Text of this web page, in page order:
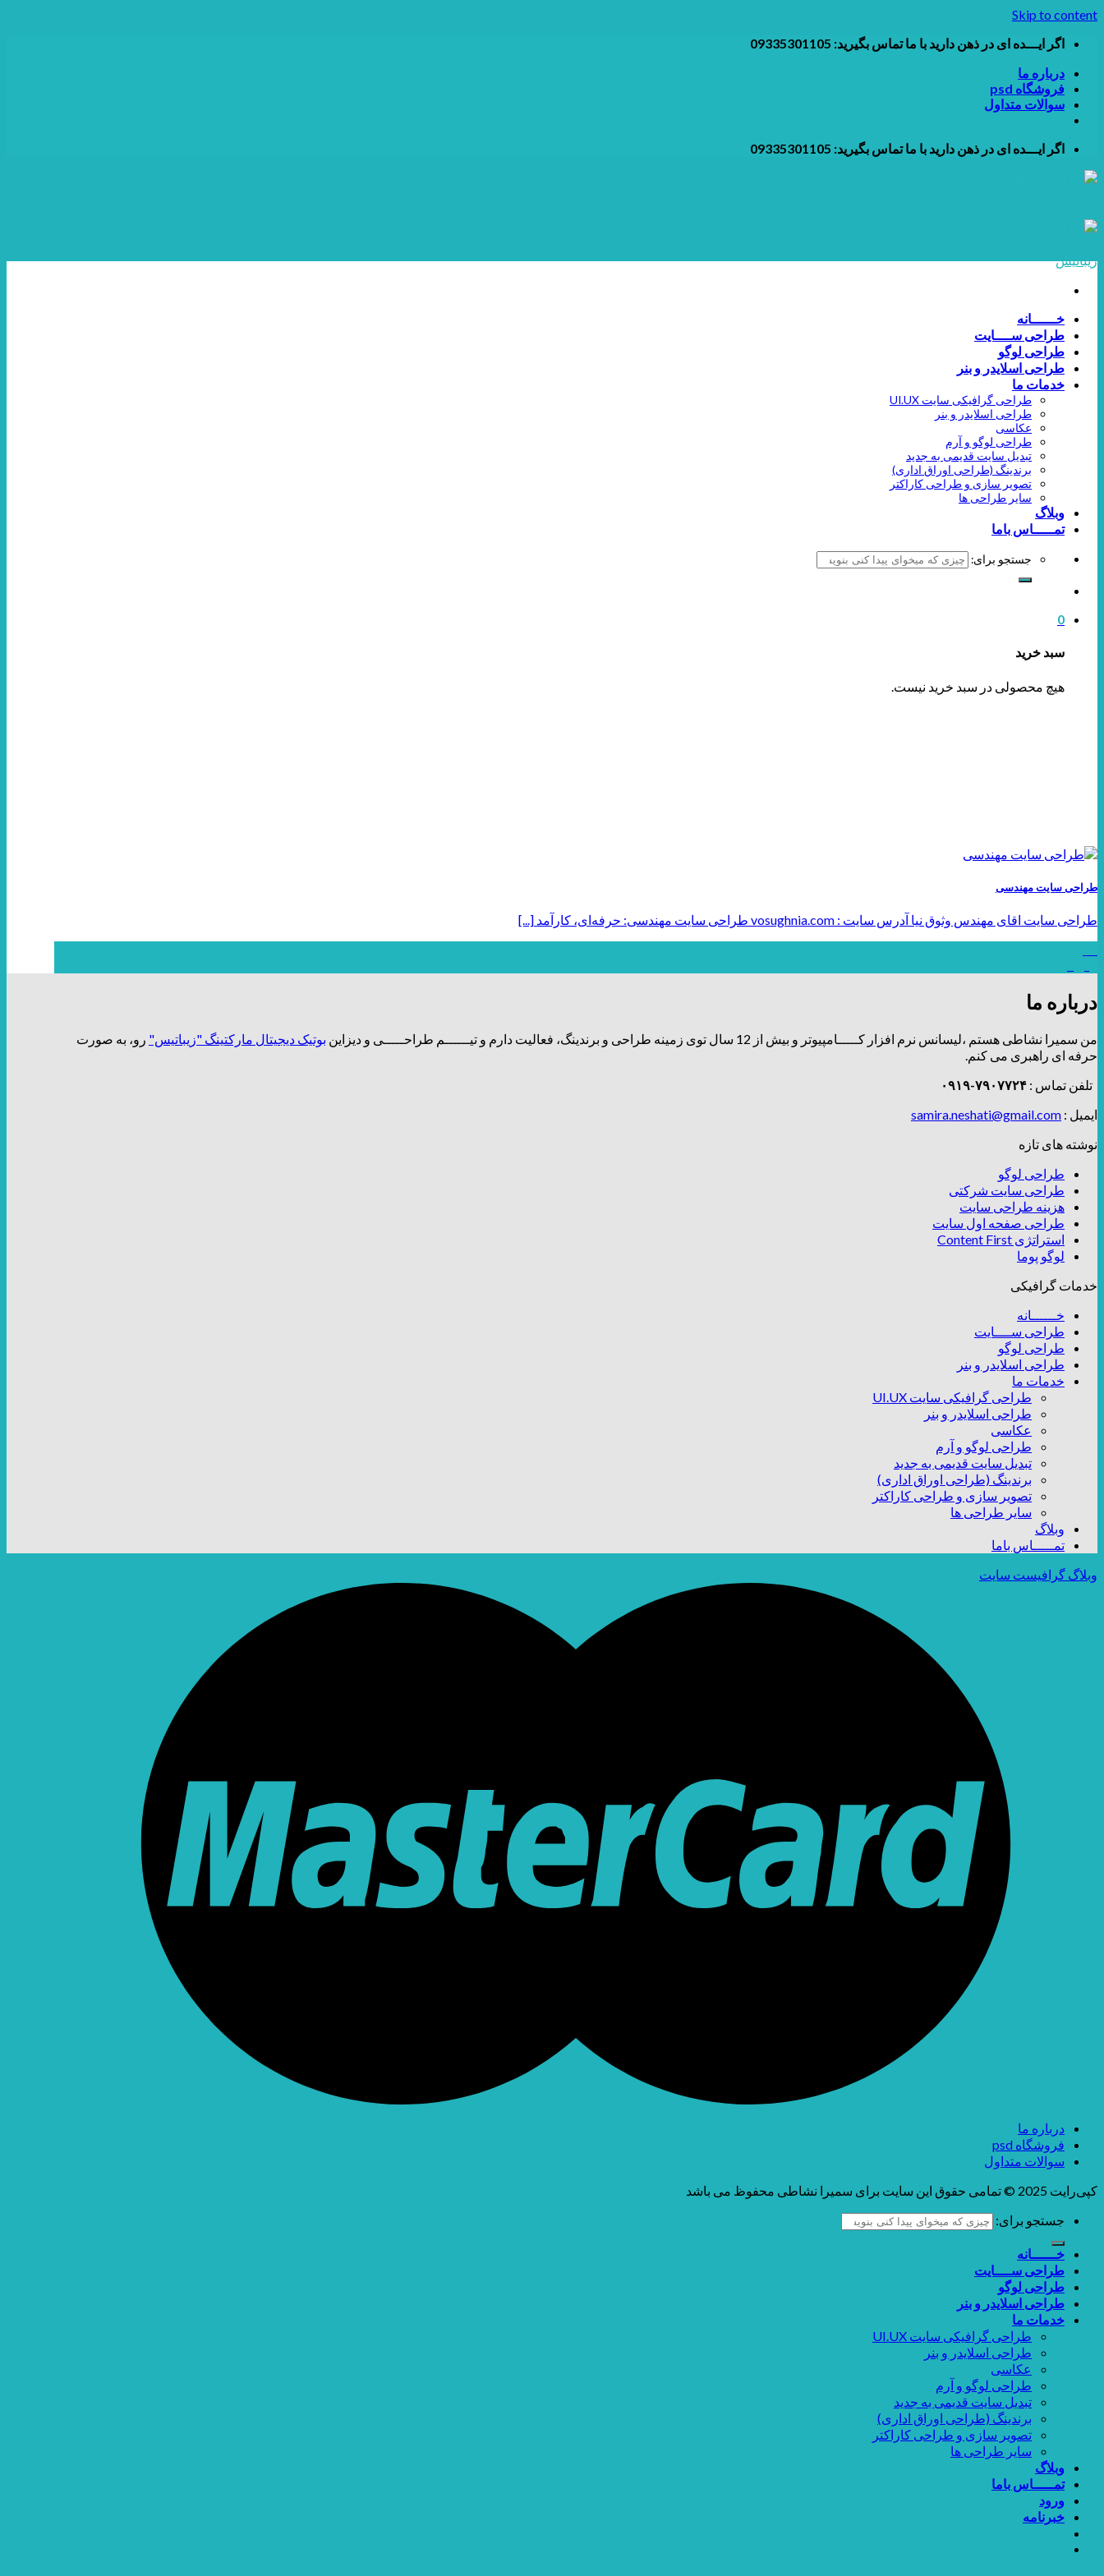
Skip to content
اگر ایـــده ای در ذهن دارید با ما تماس بگیرید: 09335301105
درباره ما
فروشگاه psd
سوالات متداول
اگر ایـــده ای در ذهن دارید با ما تماس بگیرید: 09335301105
خــــــانه
طراحی ســــایت
طراحی لوگو
طراحی اسلایدر و بنر
خدمات ما
طراحی گرافیکی سایت UI.UX
طراحی اسلایدر و بنر
عکاسی
طراحی لوگو و آرم
تبدیل سایت قدیمی به جدید
برندینگ (طراحی اوراق اداری)
تصویر سازی و طراحی کاراکتر
سایر طراحی ها
وبلاگ
تمـــــاس باما
جستجو برای:
0
سبد خرید
هیچ محصولی در سبد خرید نیست.
طراحی سایت مهندسی
طراحی سایت اقای مهندس وثوق نیا آدرس سایت : vosughnia.com طراحی سایت مهندسی: حرفه‌ای، کارآمد [...]
درباره ما
من سمیرا نشاطی هستم ،لیسانس نرم افزار کـــــامپیوتر و بیش از 12 سال توی زمینه طراحی و برندینگ، فعالیت دارم و تیــــــم طراحـــــی و دیزاین بوتیک دیجیتال مارکتینگ "زیباتیس" رو، به صورت
حرفه ای راهبری می کنم.
تلفن تماس : ۷۹۰۷۷۲۴-۰۹۱۹
ایمیل : samira.neshati@gmail.com
نوشته های تازه
طراحی لوگو
طراحی سایت شرکتی
هزینه طراحی سایت
طراحی صفحه اول سایت
استراتژی Content First
لوگو پوما
خدمات گرافیکی
خــــــانه
طراحی ســــایت
طراحی لوگو
طراحی اسلایدر و بنر
خدمات ما
طراحی گرافیکی سایت UI.UX
طراحی اسلایدر و بنر
عکاسی
طراحی لوگو و آرم
تبدیل سایت قدیمی به جدید
برندینگ (طراحی اوراق اداری)
تصویر سازی و طراحی کاراکتر
سایر طراحی ها
وبلاگ
تمـــــاس باما
وبلاگ گرافیست سایت
درباره ما
فروشگاه psd
سوالات متداول
کپی‌رایت 2025 © تمامی حقوق این سایت برای سمیرا نشاطی محفوظ می باشد
جستجو برای:
خــــــانه
طراحی ســــایت
طراحی لوگو
طراحی اسلایدر و بنر
خدمات ما
طراحی گرافیکی سایت UI.UX
طراحی اسلایدر و بنر
عکاسی
طراحی لوگو و آرم
تبدیل سایت قدیمی به جدید
برندینگ (طراحی اوراق اداری)
تصویر سازی و طراحی کاراکتر
سایر طراحی ها
وبلاگ
تمـــــاس باما
ورود
خبرنامه